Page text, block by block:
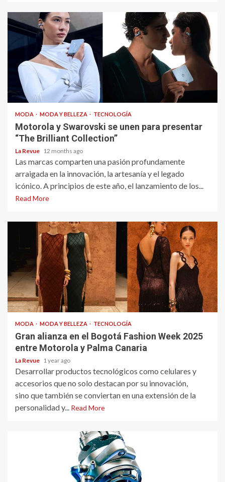
MODA MODA Y BELLEZA TECNOLOGÍA
Motorola y Swarovski se unen para presentar
“The Brilliant Collection”
La Revue 12 months ago
Las marcas comparten una pasión profundamente
arraigada en la innovación, la artesanía y el legado
icónico. A principios de este año, el lanzamiento de los...
Read More
MODA MODA Y BELLEZA TECNOLOGÍA
Gran alianza en el Bogotá Fashion Week 2025
entre Motorola y Palma Canaria
La Revue 1 year ago
Desarrollar productos tecnológicos como celulares y
accesorios que no solo destacan por su innovación,
sino que también se conviertan en una extensión de la
personalidad y... Read More